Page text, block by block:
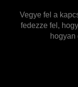
Vegye fel a
fedezze fel,
hogyan